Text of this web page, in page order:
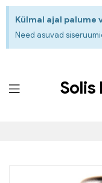
Külmal ajal
Need asuvad
Solis